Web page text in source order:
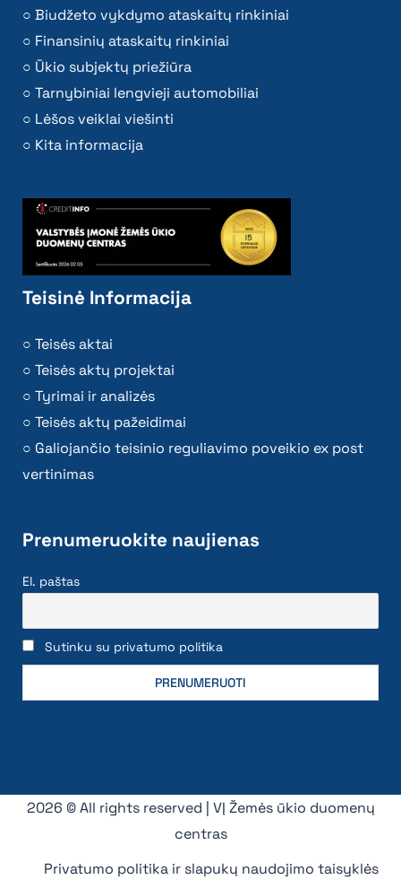
Biudžeto vykdymo ataskaitų rinkiniai
Finansinių ataskaitų rinkiniai
Ūkio subjektų priežiūra
Tarnybiniai lengvieji automobiliai
Lėšos veiklai viešinti
Kita informacija
Teisinė Informacija
Teisės aktai
Teisės aktų projektai
Tyrimai ir analizės
Teisės aktų pažeidimai
Galiojančio teisinio reguliavimo poveikio ex post
vertinimas
Prenumeruokite naujienas
El. paštas
Sutinku su privatumo politika
2026 © All rights reserved | VĮ Žemės ūkio duomenų
centras
Privatumo politika ir slapukų naudojimo taisyklės